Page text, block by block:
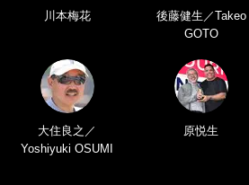
川本梅花
後藤健生／Takeo
GOTO
大住良之／
Yoshiyuki OSUMI
原悦生